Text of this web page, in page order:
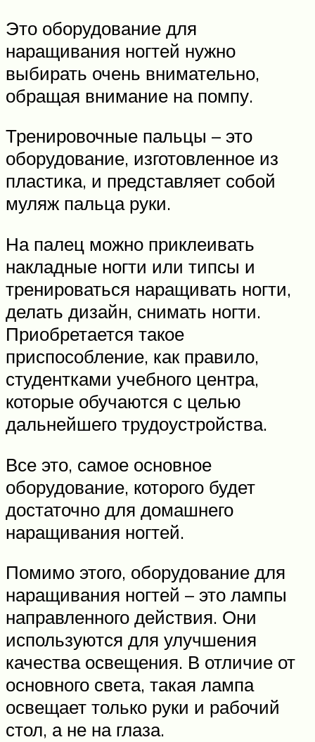
Это оборудование для
наращивания ногтей нужно
выбирать очень внимательно,
обращая внимание на помпу.
Тренировочные пальцы – это
оборудование, изготовленное из
пластика, и представляет собой
муляж пальца руки.
На палец можно приклеивать
накладные ногти или типсы и
тренироваться наращивать ногти,
делать дизайн, снимать ногти.
Приобретается такое
приспособление, как правило,
студентками учебного центра,
которые обучаются с целью
дальнейшего трудоустройства.
Все это, самое основное
оборудование, которого будет
достаточно для домашнего
наращивания ногтей.
Помимо этого, оборудование для
наращивания ногтей – это лампы
направленного действия. Они
используются для улучшения
качества освещения. В отличие от
основного света, такая лампа
освещает только руки и рабочий
стол, а не на глаза.